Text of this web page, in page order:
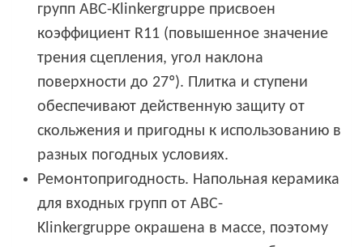
групп ABC-Klinkergruppe присвоен
коэффициент R11 (повышенное значение
трения сцепления, угол наклона
поверхности до 27º). Плитка и ступени
обеспечивают действенную защиту от
скольжения и пригодны к использованию в
разных погодных условиях.
Ремонтопригодность. Напольная керамика
для входных групп от ABC-
Klinkergruppe окрашена в массе, поэтому